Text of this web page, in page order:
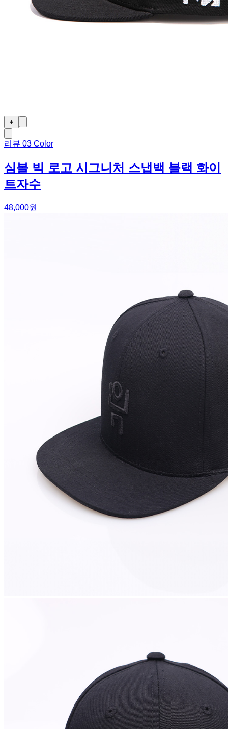
＋
리뷰 03 Color
심볼 빅 로고 시그니처 스냅백 블랙 화이
트자수
48,000원